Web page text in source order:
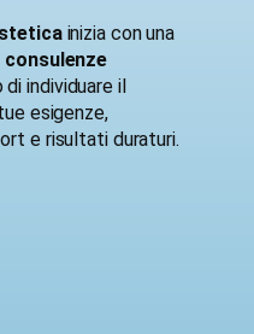
inizia con una
consulenze
individuare il
esigenze,
e risultati duraturi.